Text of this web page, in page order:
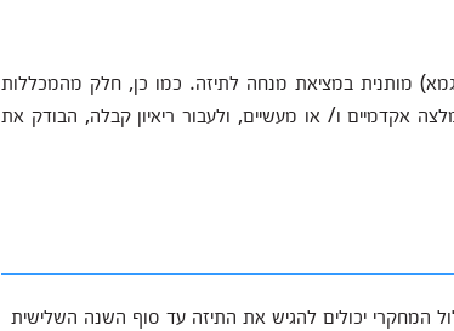
מותנית במציאת מנחה לתיזה. כמו כן, חלק מהמכללות
אקדמיים ו/ או מעשיים, ולעבור ריאיון קבלה, הבודק את
המחקרי יכולים להגיש את התיזה עד סוף השנה השלישית